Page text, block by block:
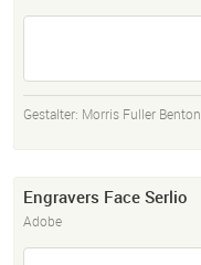
Gestalter: Morris Fuller Benton
Engravers Face Serlio
Adobe